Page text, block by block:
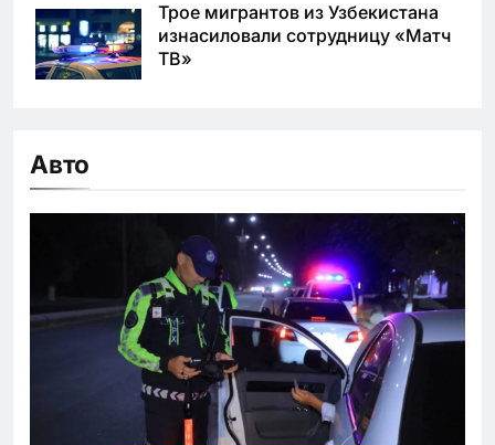
Трое мигрантов из Узбекистана
изнасиловали сотрудницу «Матч
ТВ»
Авто